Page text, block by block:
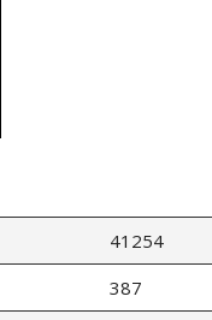
41254
387